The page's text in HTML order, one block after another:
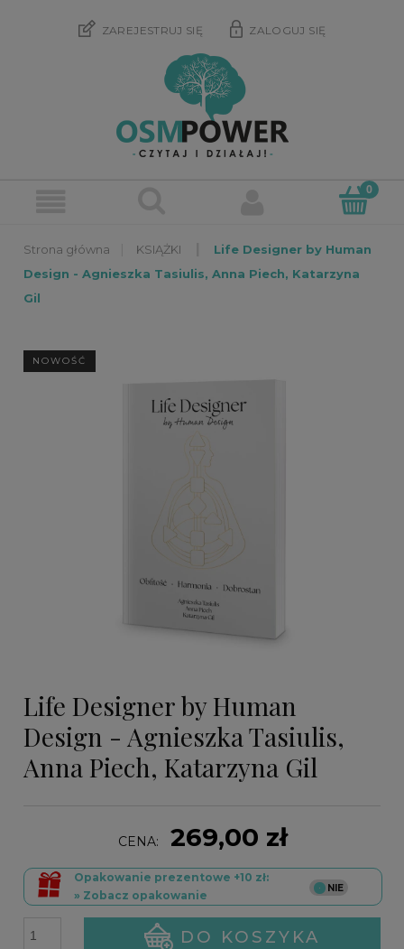
ZAREJESTRUJ SIĘ ZALOGUJ SIĘ
KSIĄŻKI
Life Designer by Human
Design - Agnieszka Tasiulis, Anna Piech, Katarzyna
Gil
NOWOŚĆ
Life Designer by Human
Design - Agnieszka Tasiulis,
Anna Piech, Katarzyna Gil
CENA: 269,00 zł
Opakowanie prezentowe +10 zł:
» Zobacz opakowanie
DO KOSZYKA